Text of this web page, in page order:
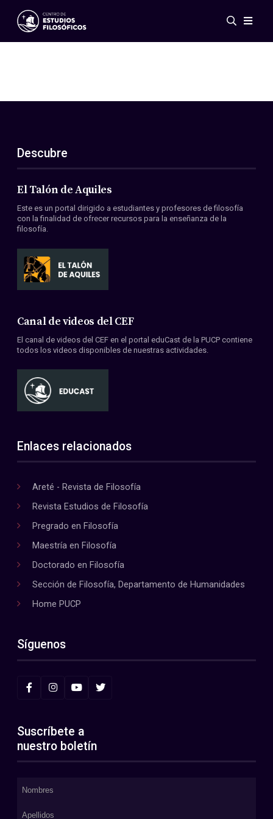
Eventos
ES
EN
Acerca de nosotros
Miembros
Convenios
Descubre
El Talón de Aquiles
Este es un portal dirigido a estudiantes y profesores de filosofía
con la finalidad de ofrecer recursos para la enseñanza de la
filosofía.
Canal de videos del CEF
El canal de videos del CEF en el portal eduCast de la PUCP contiene
todos los videos disponibles de nuestras actividades.
Enlaces relacionados
Areté - Revista de Filosofía
Revista Estudios de Filosofía
Pregrado en Filosofía
Maestría en Filosofía
Doctorado en Filosofía
Sección de Filosofía, Departamento de Humanidades
Home PUCP
Síguenos
Suscríbete a
nuestro boletín